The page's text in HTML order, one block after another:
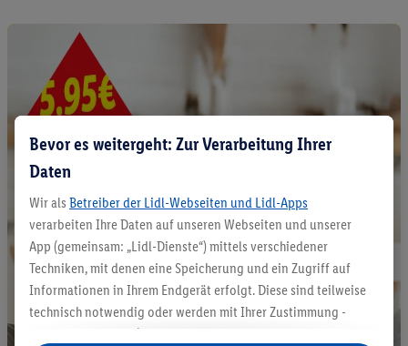
Bevor es weitergeht: Zur Verarbeitung Ihrer
Daten
Wir als Betreiber der Lidl-Webseiten und Lidl-Apps
verarbeiten Ihre Daten auf unseren Webseiten und unserer
App (gemeinsam: „Lidl-Dienste“) mittels verschiedener
Techniken, mit denen eine Speicherung und ein Zugriff auf
Informationen in Ihrem Endgerät erfolgt. Diese sind teilweise
technisch notwendig oder werden mit Ihrer Zustimmung -
auch durch Partner (u.a.